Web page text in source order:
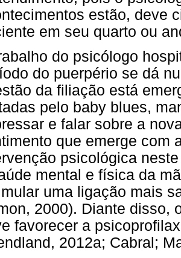
estão, deve
em seu quarto ou
do psicólogo
do puerpério se dá
da filiação está
pelo baby blues,
e falar sobre a
que emerge com
psicológica
mental e física da
uma ligação mais
2000). Diante disso,
favorecer a
2012a; Cabral;